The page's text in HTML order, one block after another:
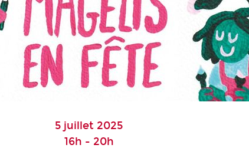
5 juillet 2025
16h - 20h